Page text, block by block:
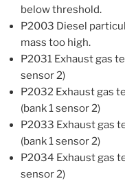
below threshold.
P2003 Diesel
mass too high.
P2031 Exhaust gas
sensor 2)
P2032 Exhaust gas
(bank 1 sensor 2)
P2033 Exhaust gas
(bank 1 sensor 2)
P2034 Exhaust gas
sensor 2)